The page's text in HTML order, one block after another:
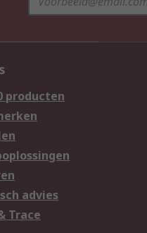
producten
advies
Trace